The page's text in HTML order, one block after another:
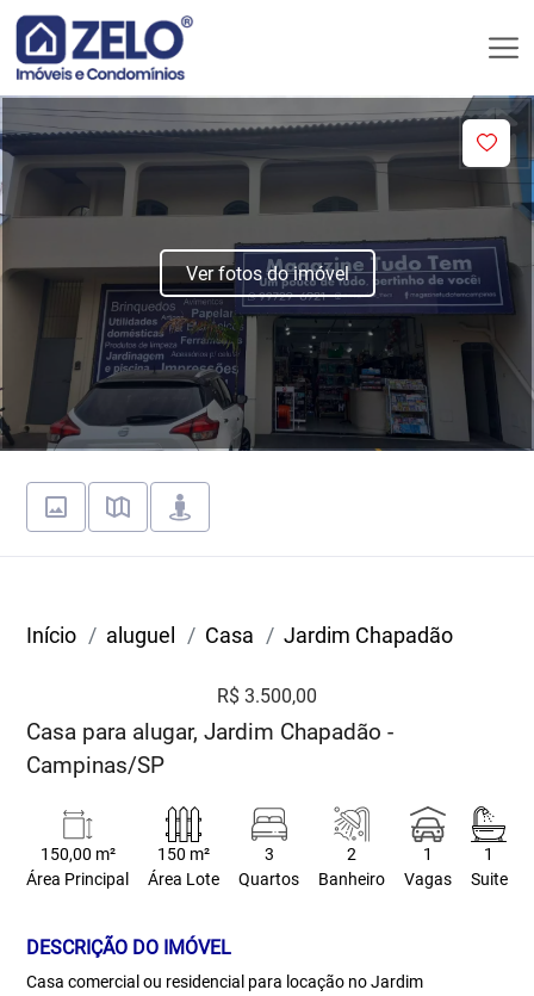
Ver fotos do imóvel
Início aluguel Casa Jardim Chapadão
R$ 3.500,00
Casa para alugar, Jardim Chapadão -
Campinas/SP
150,00 m²
Área Principal
150 m²
Área Lote
3
Quartos
2
Banheiro
1
Vagas
1
Suite
DESCRIÇÃO DO IMÓVEL
Casa comercial ou residencial para locação no Jardim